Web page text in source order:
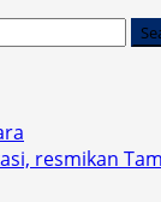
resmikan